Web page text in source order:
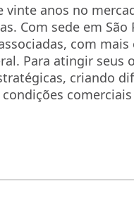
vinte anos no
Com sede em
com
Para atingir seus
criando